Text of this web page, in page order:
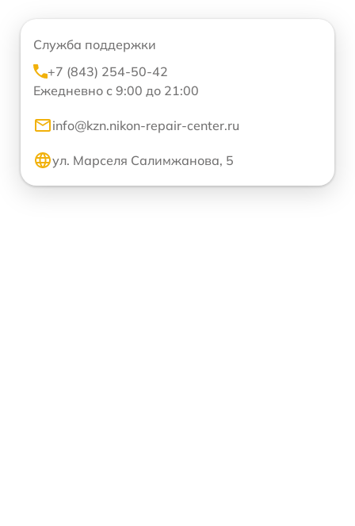
Служба поддержки
+7 (843) 254-50-42
Ежедневно с 9:00 до 21:00
info@kzn.nikon-repair-center.ru
ул. Марселя Салимжанова, 5